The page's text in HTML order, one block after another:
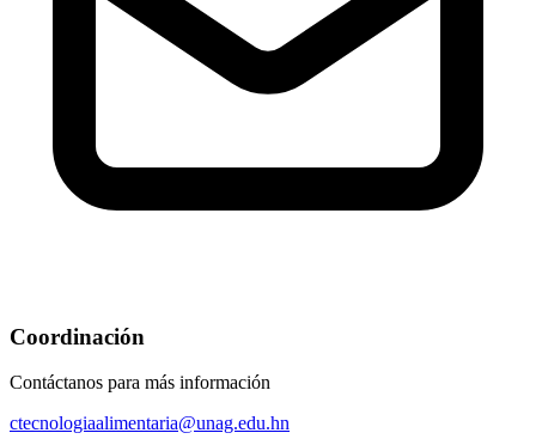
Coordinación
Contáctanos para más información
ctecnologiaalimentaria@unag.edu.hn